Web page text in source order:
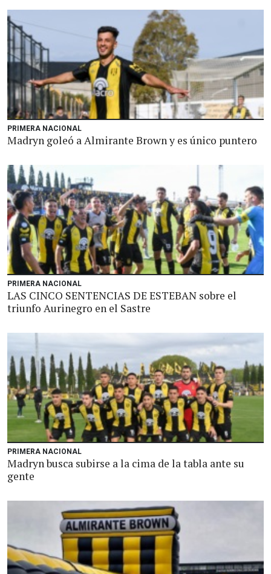
PRIMERA NACIONAL
Madryn goleó a Almirante Brown y es único puntero
PRIMERA NACIONAL
LAS CINCO SENTENCIAS DE ESTEBAN sobre el
triunfo Aurinegro en el Sastre
PRIMERA NACIONAL
Madryn busca subirse a la cima de la tabla ante su
gente